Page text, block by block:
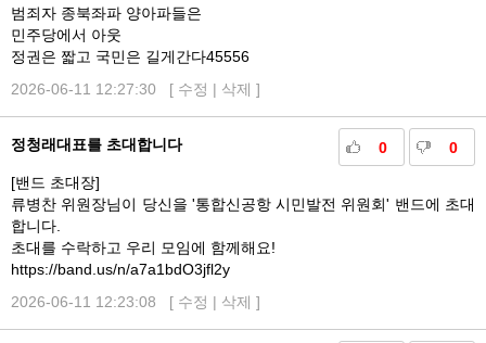
범죄자 종북좌파 양아파들은
민주당에서 아웃
정권은 짧고 국민은 길게간다45556
2026-06-11 12:27:30 [ 수정 | 삭제 ]
0 0
정청래대표를 초대합니다
[밴드 초대장]
류병찬 위원장님이 당신을 '통합신공항 시민발전 위원회' 밴드에 초대
합니다.
초대를 수락하고 우리 모임에 함께해요!
https://band.us/n/a7a1bdO3jfl2y
2026-06-11 12:23:08 [ 수정 | 삭제 ]